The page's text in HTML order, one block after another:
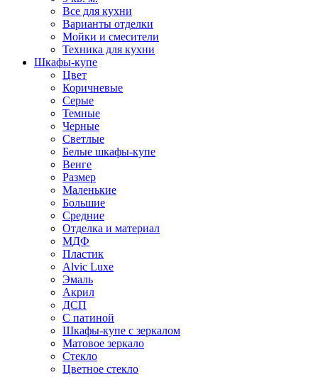
Все для кухни
Варианты отделки
Мойки и смесители
Техника для кухни
Шкафы-купе
Цвет
Коричневые
Серые
Темные
Черные
Светлые
Белые шкафы-купе
Венге
Размер
Маленькие
Большие
Средние
Отделка и материал
МДФ
Пластик
Alvic Luxe
Эмаль
Акрил
ДСП
С патиной
Шкафы-купе с зеркалом
Матовое зеркало
Стекло
Цветное стекло